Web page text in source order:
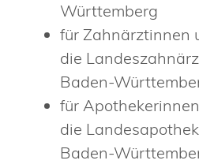
Württemberg
für Zahnärztinnen
die
Baden-
für
die
Baden-